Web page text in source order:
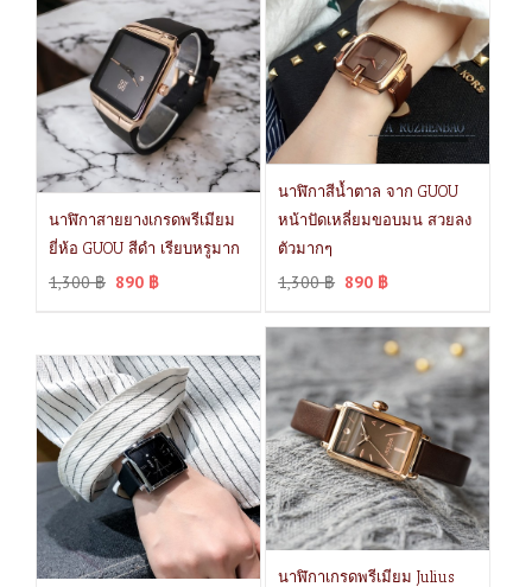
นาฬิกาสายยางเกรดพรีเมียม
ยี่ห้อ GUOU สีดำ เรียบหรูมาก
1,300฿ 890 ฿
นาฬิกาสีน้ำตาล จาก GUOU
หน้าปัดเหลี่ยมขอบมน สวยลง
ตัวมากๆ
1,300฿ 890 ฿
นาฬิกาเกรดพรีเมียม Julius